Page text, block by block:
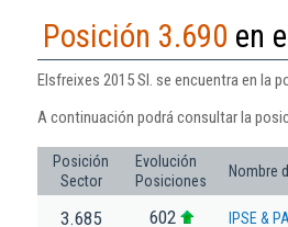
Posición 3.690 en
Elsfreixes 2015 Sl. se encuentra en la
A continuación podrá consultar la
Posición
Sector
Evolución
Posiciones
Nombre
3.685 602 IPSE &